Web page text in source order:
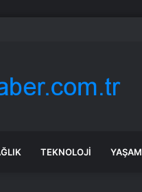
tutuklama talebi
TEKNOLOJI YAŞAM